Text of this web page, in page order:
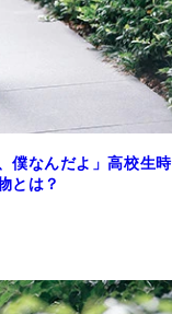
僕なんだよ」高校生時
とは？